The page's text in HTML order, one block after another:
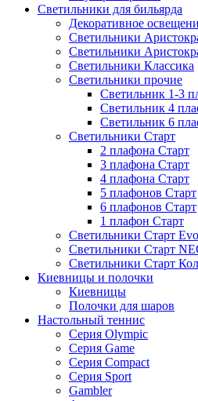
Светильники для бильярда
Декоративное
Светильники
Светильники
Светильники Классика
Светильники прочие
Светильник 1-3
Светильник 4
Светильник 6
Светильники Старт
2 плафона Старт
3 плафона Старт
4 плафона Старт
5 плафонов Старт
6 плафонов Старт
1 плафон Старт
Светильники Старт
Светильники Старт
Светильники Старт
Киевницы и полочки
Киевницы
Полочки для шаров
Настольный теннис
Серия Olympic
Серия Game
Серия Compact
Серия Sport
Gambler